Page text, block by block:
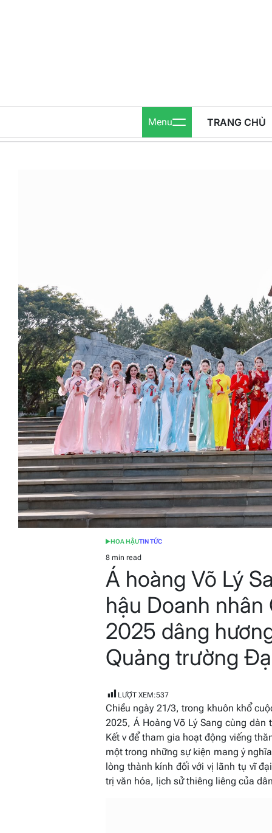
Menu TRANG CHỦ
POSTED
IN
HOA HẬUTIN TỨC
Estimated
read
time
8 min read
Á hoàng Võ Lý
hậu Doanh
2025 dâng
Quảng trường
LƯỢT XEM:537
Chiều ngày 21/3, trong khuôn khổ
2025, Á Hoàng Võ Lý Sang cùng
Kết v để tham gia hoạt động viếng
một trong những sự kiện mang ý
lòng thành kính đối với vị lãnh tụ vĩ
trị văn hóa, lịch sử thiêng liêng của